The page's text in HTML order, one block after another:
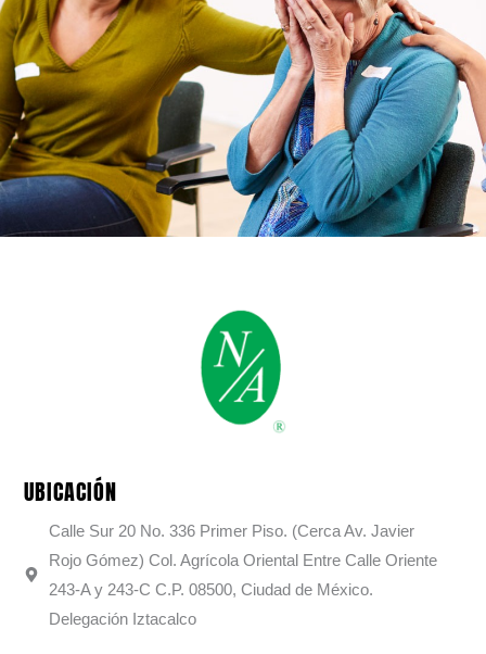
UBICACIÓN
Calle Sur 20 No. 336 Primer Piso. (Cerca Av. Javier
Rojo Gómez) Col. Agrícola Oriental Entre Calle Oriente
243-A y 243-C C.P. 08500, Ciudad de México.
Delegación Iztacalco